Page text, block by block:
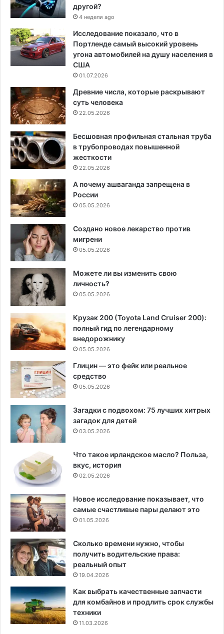
другой?
4 недели ago
Исследование показало, что в
Портленде самый высокий уровень
угона автомобилей на душу населения в
США
01.07.2026
Древние числа, которые раскрывают
суть человека
22.05.2026
Бесшовная профильная стальная труба
в трубопроводах повышенной
жесткости
22.05.2026
А почему ашваганда запрещена в
России
05.05.2026
Создано новое лекарство против
мигрени
05.05.2026
Можете ли вы изменить свою
личность?
05.05.2026
Крузак 200 (Toyota Land Cruiser 200):
полный гид по легендарному
внедорожнику
05.05.2026
Глицин — это фейк или реальное
средство
05.05.2026
Загадки с подвохом: 75 лучших хитрых
загадок для детей
03.05.2026
Что такое ирландское масло? Польза,
вкус, история
02.05.2026
Новое исследование показывает, что
самые счастливые пары делают это
01.05.2026
Сколько времени нужно, чтобы
получить водительские права:
реальный опыт
19.04.2026
Как выбрать качественные запчасти
для комбайнов и продлить срок службы
техники
11.03.2026